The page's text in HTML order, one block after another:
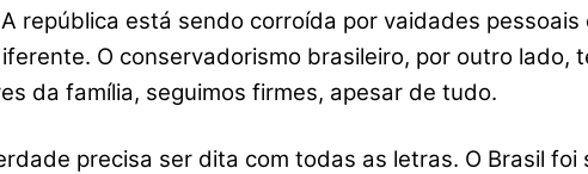
república está sendo corroída por vaidades pessoais
O conservadorismo brasileiro, por outro lado,
da família, seguimos firmes, apesar de tudo.
precisa ser dita com todas as letras. O Brasil foi